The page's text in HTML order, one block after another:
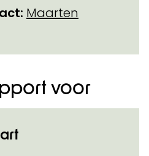
Maarten
voor